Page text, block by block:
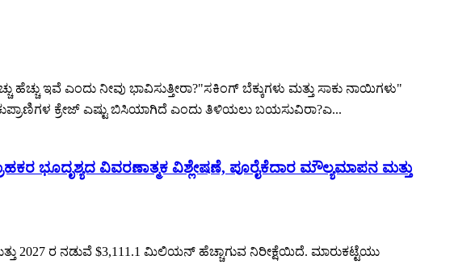
ಇವೆ ಎಂದು ನೀವು ಭಾವಿಸುತ್ತೀರಾ?"ಸಕಿಂಗ್ ಬೆಕ್ಕುಗಳು ಮತ್ತು ಸಾಕು ನಾಯಿಗಳು"
ಕ್ರೇಜ್ ಎಷ್ಟು ಬಿಸಿಯಾಗಿದೆ ಎಂದು ತಿಳಿಯಲು ಬಯಸುವಿರಾ?ಎ...
ಭೂದೃಶ್ಯದ ವಿವರಣಾತ್ಮಕ ವಿಶ್ಲೇಷಣೆ, ಪೂರೈಕೆದಾರ ಮೌಲ್ಯಮಾಪನ ಮತ್ತು
2027 ರ ನಡುವೆ $3,111.1 ಮಿಲಿಯನ್ ಹೆಚ್ಚಾಗುವ ನಿರೀಕ್ಷೆಯಿದೆ. ಮಾರುಕಟ್ಟೆಯು